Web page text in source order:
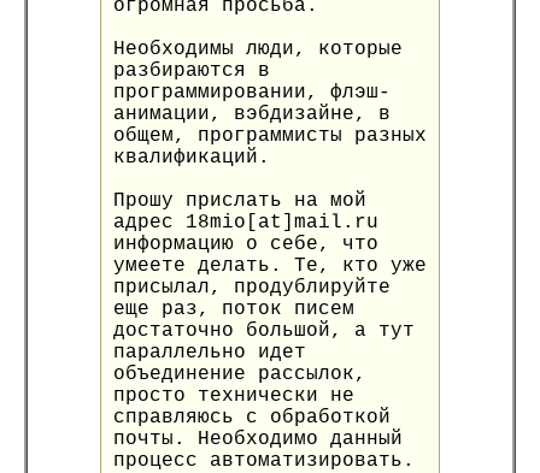
огромная просьба.
Необходимы люди, которые
разбираются в
программировании, флэш-
анимации, вэбдизайне, в
общем, программисты разных
квалификаций.
Прошу прислать на мой
адрес 18mio[at]mail.ru
информацию о себе, что
умеете делать. Те, кто уже
присылал, продублируйте
еще раз, поток писем
достаточно большой, а тут
параллельно идет
объединение рассылок,
просто технически не
справляюсь с обработкой
почты. Необходимо данный
процесс автоматизировать.